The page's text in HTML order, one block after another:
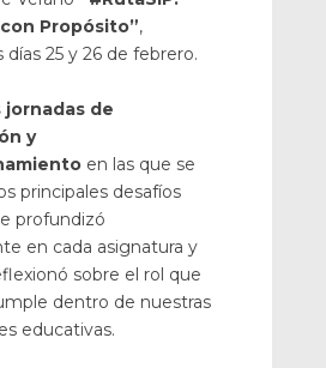
Propósito”,
días 25 y 26 de febrero.
jornadas de
y
en las que se
principales desafíos
profundizó
en cada asignatura y
sobre el rol que
dentro de nuestras
educativas.